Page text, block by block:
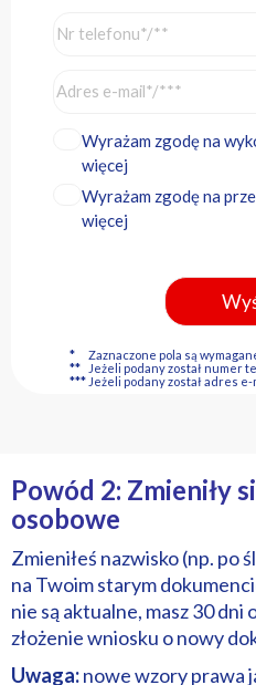
Wyrażam zgodę na
więcej
Wyrażam zgodę na
więcej
*
Zaznaczone pola są
**
Jeżeli podany został numer
*** Jeżeli podany został adres
Powód 2: Zmieniły
osobowe
Zmieniłeś nazwisko (np. po
na Twoim starym
nie są aktualne, masz 30 dni
złożenie wniosku o nowy
Uwaga:nowe wzory prawa